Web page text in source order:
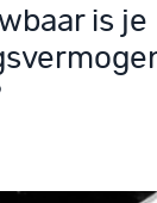
is je